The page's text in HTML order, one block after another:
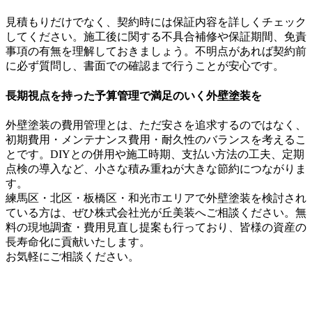
見積もりだけでなく、契約時には保証内容を詳しくチェック
してください。施工後に関する不具合補修や保証期間、免責
事項の有無を理解しておきましょう。不明点があれば契約前
に必ず質問し、書面での確認まで行うことが安心です。
長期視点を持った予算管理で満足のいく外壁塗装を
外壁塗装の費用管理とは、ただ安さを追求するのではなく、
初期費用・メンテナンス費用・耐久性のバランスを考えるこ
とです。DIYとの併用や施工時期、支払い方法の工夫、定期
点検の導入など、小さな積み重ねが大きな節約につながりま
す。
練馬区・北区・板橋区・和光市エリアで外壁塗装を検討され
ている方は、ぜひ株式会社光が丘美装へご相談ください。無
料の現地調査・費用見直し提案も行っており、皆様の資産の
長寿命化に貢献いたします。
お気軽にご相談ください。